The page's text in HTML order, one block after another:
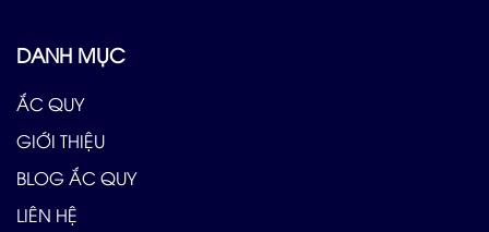
DANH MỤC
ẮC QUY
GIỚI THIỆU
BLOG ẮC QUY
LIÊN HỆ